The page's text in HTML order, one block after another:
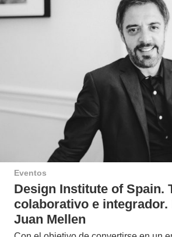
Eventos
Design Institute of Spain.
colaborativo e integrador.
Juan Mellen